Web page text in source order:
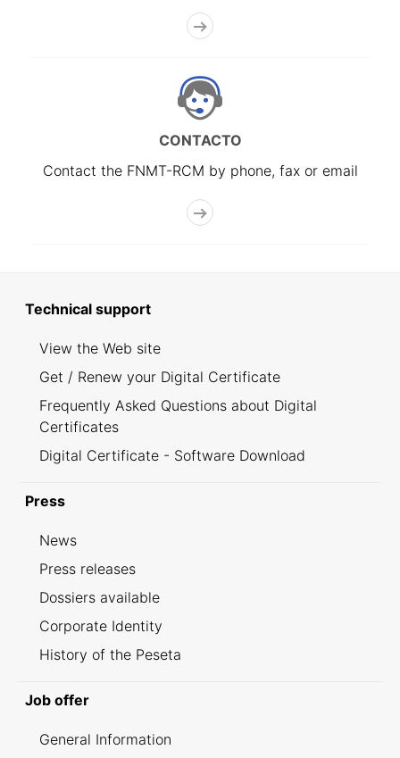
CONTACTO
Contact the FNMT-RCM by phone, fax or email
Technical support
View the Web site
Get / Renew your Digital Certificate
Frequently Asked Questions about Digital
Certificates
Digital Certificate - Software Download
Press
News
Press releases
Dossiers available
Corporate Identity
History of the Peseta
Job offer
General Information